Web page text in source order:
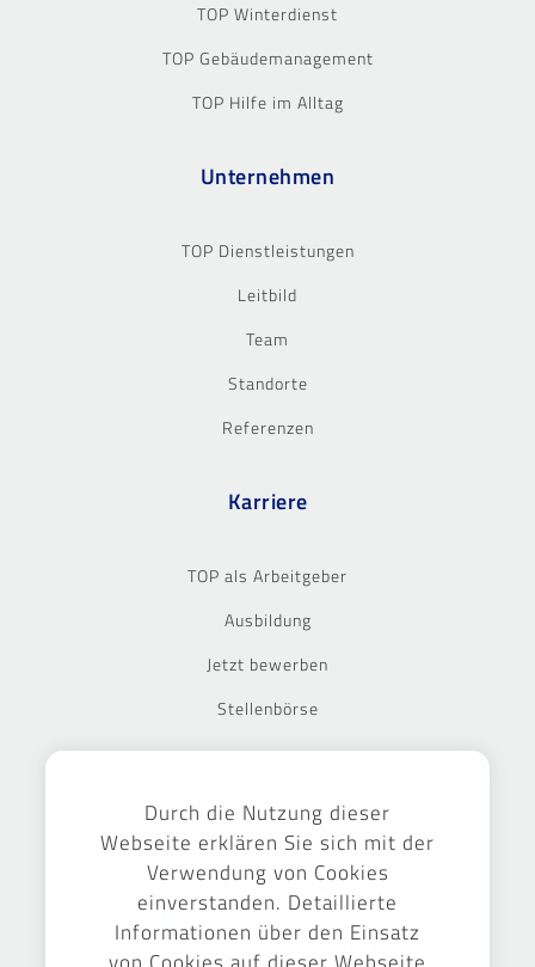
TOP Winterdienst
TOP Gebäudemanagement
TOP Hilfe im Alltag
Unternehmen
TOP Dienstleistungen
Leitbild
Team
Standorte
Referenzen
Karriere
TOP als Arbeitgeber
Ausbildung
Jetzt bewerben
Stellenbörse
Durch die Nutzung dieser
Webseite erklären Sie sich mit der
Verwendung von Cookies
einverstanden. Detaillierte
Informationen über den Einsatz